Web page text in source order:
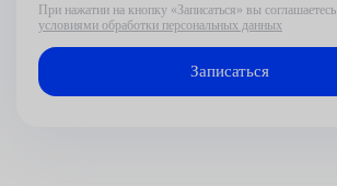
При нажатии на кнопку «Записаться» вы
условиями обработки персональных данных